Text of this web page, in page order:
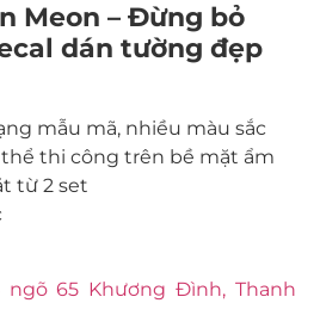
Meon – Đừng bỏ
dán tường đẹp
mẫu mã, nhiều màu sắc
thi công trên bề mặt ẩm
từ 2 set
ngõ 65 Khương Đình, Thanh